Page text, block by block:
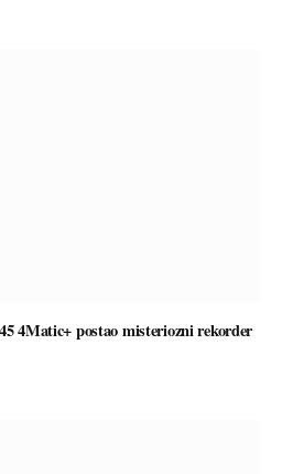
4Matic+ postao misteriozni rekorder